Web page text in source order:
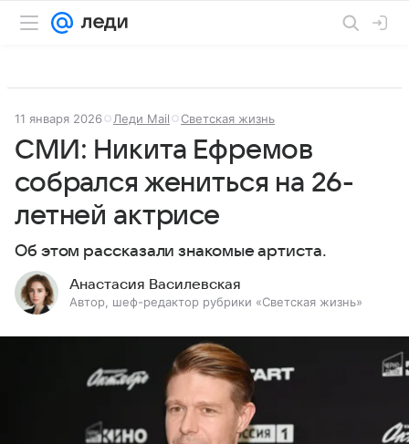
11 января 2026 Леди Mail Светская жизнь
СМИ: Никита Ефремов
собрался жениться на 26-
летней актрисе
Об этом рассказали знакомые артиста.
Анастасия Василевская
Автор, шеф-редактор рубрики «Светская жизнь»